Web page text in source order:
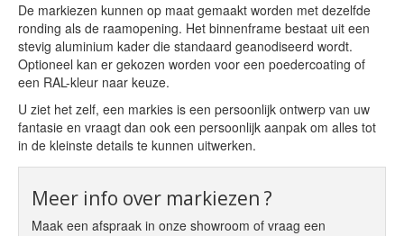
De markiezen kunnen op maat gemaakt worden met dezelfde
ronding als de raamopening. Het binnenframe bestaat uit een
stevig aluminium kader die standaard geanodiseerd wordt.
Optioneel kan er gekozen worden voor een poedercoating of
een RAL-kleur naar keuze.
U ziet het zelf, een markies is een persoonlijk ontwerp van uw
fantasie en vraagt dan ook een persoonlijk aanpak om alles tot
in de kleinste details te kunnen uitwerken.
Meer info over markiezen ?
Maak een afspraak in onze showroom of vraag een